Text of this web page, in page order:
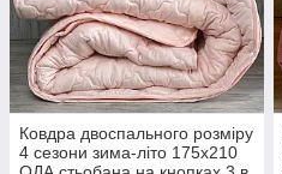
Ковдра двоспального розміру
4 сезони зима-літо 175х210